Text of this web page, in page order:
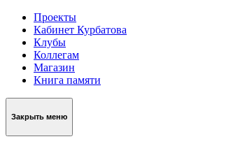
Проекты
Кабинет Курбатова
Клубы
Коллегам
Магазин
Книга памяти
Закрыть меню